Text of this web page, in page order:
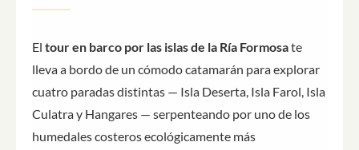
El tour en barco por las islas de la Ría Formosate
lleva a bordo de un cómodo catamarán para explorar
cuatro paradas distintas — Isla Deserta, Isla Farol, Isla
Culatra y Hangares — serpenteando por uno de los
humedales costeros ecológicamente más